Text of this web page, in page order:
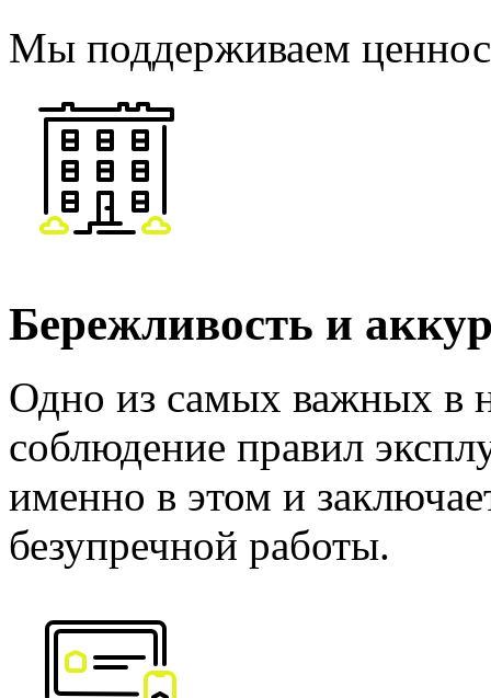
Мы поддерживаем
Бережливость и
Одно из самых важных в
соблюдение правил
именно в этом и
безупречной работы.